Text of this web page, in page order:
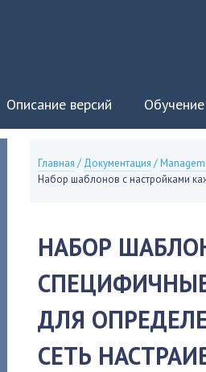
Описание версий Обучение
Главная / Документация /
Набор шаблонов с настройками
НАБОР
ДЛЯ
СЕТЬ